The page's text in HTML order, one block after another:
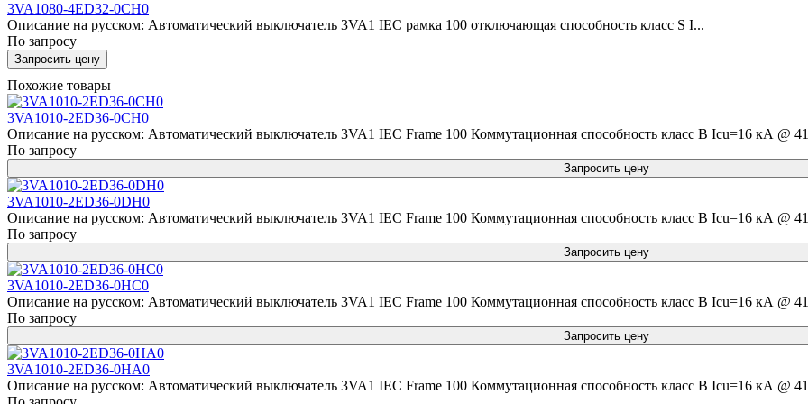
3VA1080-4ED32-0CH0
Описание на русском: Автоматический выключатель 3VA1 IEC рамка 100 отключающая способность класс S I...
По запросу
Запросить цену
Похожие товары
3VA1010-2ED36-0CH0
Описание на русском: Автоматический выключатель 3VA1 IEC Frame 100 Коммутационная способность класс B Icu=16 кА @
По запросу
Запросить цену
3VA1010-2ED36-0DH0
Описание на русском: Автоматический выключатель 3VA1 IEC Frame 100 Коммутационная способность класс B Icu=16 кА @
По запросу
Запросить цену
3VA1010-2ED36-0HC0
Описание на русском: Автоматический выключатель 3VA1 IEC Frame 100 Коммутационная способность класс B Icu=16 кА @
По запросу
Запросить цену
3VA1010-2ED36-0HA0
Описание на русском: Автоматический выключатель 3VA1 IEC Frame 100 Коммутационная способность класс B Icu=16 кА @